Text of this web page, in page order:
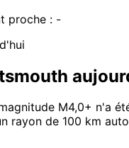
proche : -
M4,0+ n'a
rayon de 100 km